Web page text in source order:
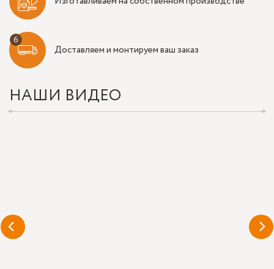
Доставляем и монтируем ваш заказ
НАШИ ВИДЕО